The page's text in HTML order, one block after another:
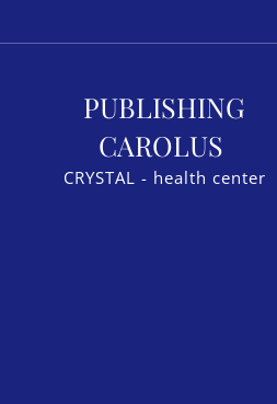
PUBLISHING
CAROLUS
CRYSTAL - health center